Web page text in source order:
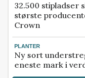
32.500 stipladser
største
Crown
PLANTER
Ny sort
eneste mark i